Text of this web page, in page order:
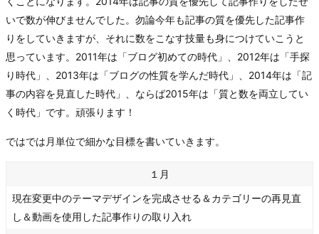
いで数が伸びませんでした。勿論今年も記事の質を優先した記事作
りをしていきますが、それに数をこなす技量も身につけていこうと
思っています。2011年は「ブログ初めての時代」、2012年は「手探
り時代」、2013年は「ブログの性質を学んだ時代」、2014年は「記
事の内容を見直した時代」、ならば2015年は「質と数を両立してい
く時代」です。頑張ります！
ではでは月単位で細かな目標を書いていきます。
１月
現在変更中のテーマデザインを完成させる＆カテゴリーの再見直
し＆動画を使用した記事作りの取り入れ